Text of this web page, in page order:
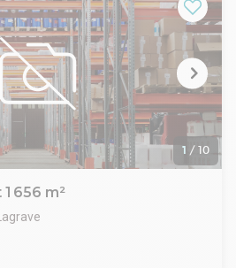
; HSP environ 10 mètres
de plain pied
1 / 10
656 m²
au sein d'une zone d'activité